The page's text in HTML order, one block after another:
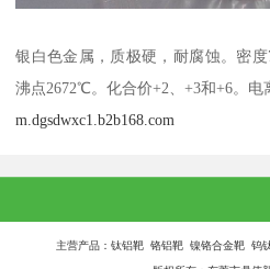
银白色金属，质极硬，耐腐蚀。密度
沸点2672℃。化合价+2、+3和+6。电
m.dgsdwxc1.b2b168.com
主营产品：钛铝靶 铬铝靶 镍铬合金靶 钨